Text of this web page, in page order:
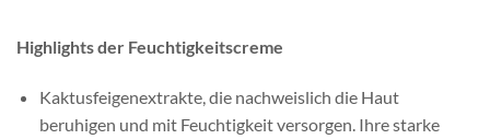
Highlights der Feuchtigkeitscreme
Kaktusfeigenextrakte, die nachweislich die Haut
beruhigen und mit Feuchtigkeit versorgen. Ihre starke